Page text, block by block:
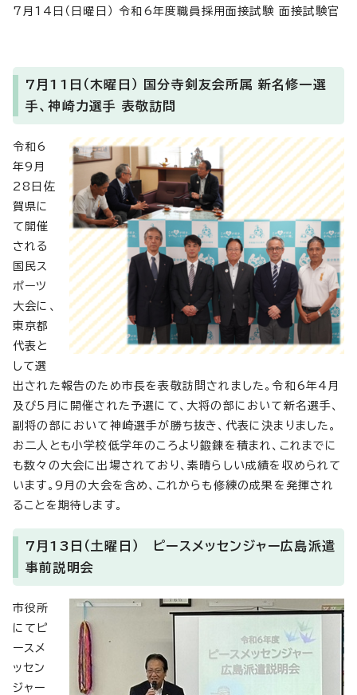
7月14日（日曜日） 令和6年度職員採用面接試験 面接試験官
7月11日（木曜日） 国分寺剣友会所属 新名修一選
手、神崎力選手 表敬訪問
令和6
年9月
28日佐
賀県に
て開催
される
国民ス
ポーツ
大会に、
東京都
代表と
して選
出された報告のため市長を表敬訪問されました。令和6年4月
及び5月に開催された予選にて、大将の部において新名選手、
副将の部において神崎選手が勝ち抜き、代表に決まりました。
お二人とも小学校低学年のころより鍛錬を積まれ、これまでに
も数々の大会に出場されており、素晴らしい成績を収められて
います。9月の大会を含め、これからも修練の成果を発揮され
ることを期待します。
7月13日（土曜日） ピースメッセンジャー広島派遣
事前説明会
市役所
にてピ
ースメ
ッセン
ジャー